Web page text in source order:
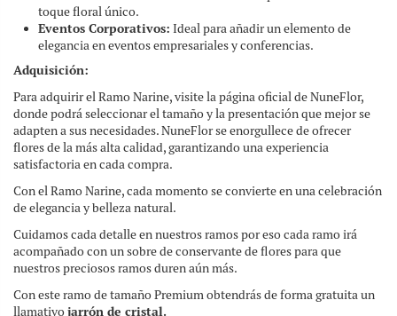
toque floral único.
Eventos Corporativos: Ideal para añadir un elemento de
elegancia en eventos empresariales y conferencias.
Adquisición:
Para adquirir el Ramo Narine, visite la página oficial de NuneFlor,
donde podrá seleccionar el tamaño y la presentación que mejor se
adapten a sus necesidades. NuneFlor se enorgullece de ofrecer
flores de la más alta calidad, garantizando una experiencia
satisfactoria en cada compra.
Con el Ramo Narine, cada momento se convierte en una celebración
de elegancia y belleza natural.
Cuidamos cada detalle en nuestros ramos por eso cada ramo irá
acompañado con un sobre de conservante de flores para que
nuestros preciosos ramos duren aún más.
Con este ramo de tamaño Premium obtendrás de forma gratuita un
llamativojarrón de cristal.